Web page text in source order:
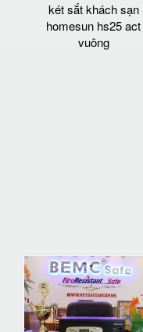
két sắt khách sạn
homesun hs25 act
vuông